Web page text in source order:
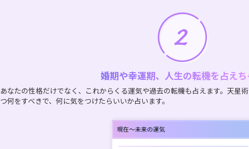
婚期や幸運期、人生の転機を占えち
あなたの性格だけでなく、これからくる運気や過去の転機も占えます。天星
つ何をすべきで、何に気をつけたらいいか占います。